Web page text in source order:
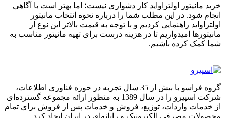
خرید مانیتور اولتراواید کار دشواری نیست؛ اما بهتر است با آگاهی
انجام شود. در این مطلب شما را درباره نحوه انتخاب مانیتور
اولتراواید راهنمایی کردیم و با توجه به قیمت بالاتر این نوع از
مانیتورها امیدواریم تا در هزینه درست برای تهیه مانیتور مناسب به
شما کمک کرده باشیم.
گروه فراسو با بیش از 35 سال تجربه در حوزه فناوری اطلاعات،
شرکت اسپیرو را در سال 1389 به منظور ارائه مجموعه گسترده‌ای
از خدمات واردات، توزیع، فروش و خدمات پس از فروش برای تمام
محصولات مصرفی الکترونیک و رایانه‌ای در ایران ایجاد کرد.